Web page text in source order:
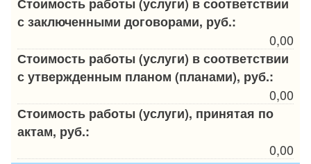
с заключенными договорами, руб.:
0,00
Стоимость работы (услуги) в соответствии
с утвержденным планом (планами), руб.:
0,00
Стоимость работы (услуги), принятая по
актам, руб.:
0,00